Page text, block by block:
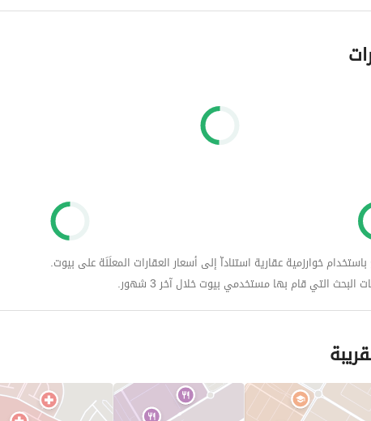
خوارزمية عقارية استناداّ إلى أسعار العقارات المعلَنَة على بيوت.
التي قام بها مستخدمي بيوت خلال آخر 3 شهور.